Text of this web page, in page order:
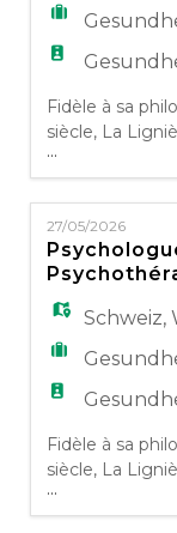
IT
DE
ES
Fidèle à sa
siècle, La
de toute
l'individu dans
psychosociaux
d'adressent à
de soins ou
développer un
...
27/05/2026
Schweiz,
Fidèle à sa
siècle, La
de toute
...